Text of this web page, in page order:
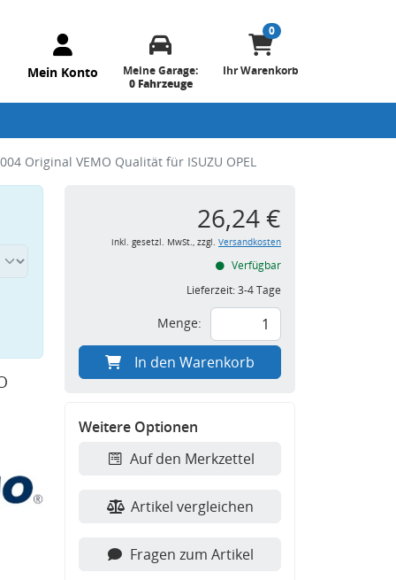
Mein Konto
Meine Garage:
0 Fahrzeuge
0
Ihr Warenkorb
Original VEMO Qualität für ISUZU OPEL
26,24 €
inkl. gesetzl. MwSt., zzgl. Versandkosten
Verfügbar
Lieferzeit:3-4 Tage
Menge:
In den Warenkorb
Weitere Optionen
Auf den Merkzettel
Artikel vergleichen
Fragen zum Artikel